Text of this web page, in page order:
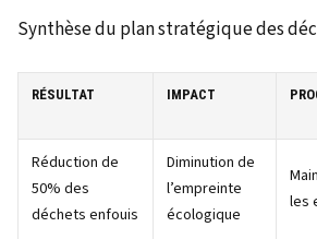
Synthèse du plan stratégique des
RÉSULTAT IMPACT
Réduction de
50% des
déchets enfouis
Diminution de
l’empreinte
écologique
les